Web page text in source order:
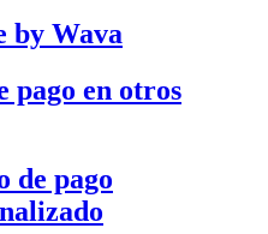
by Wava
pago en otros
de pago